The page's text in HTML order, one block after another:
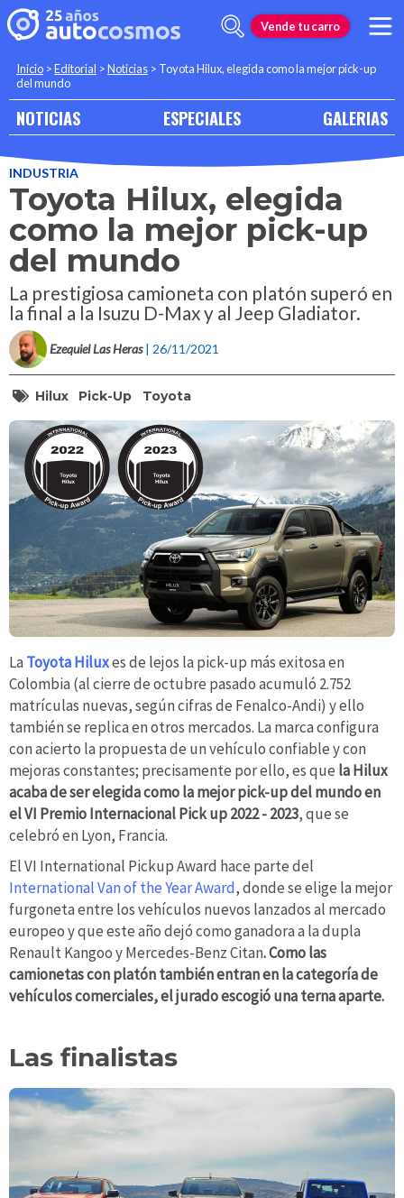
Vende tu carro
Inicio >Editorial >Noticias > Toyota Hilux, elegida como la mejor pick-up
del mundo
NOTICIAS ESPECIALES GALERIAS
INDUSTRIA
Toyota Hilux, elegida
como la mejor pick-up
del mundo
La prestigiosa camioneta con platón superó en
la final a la Isuzu D-Max y al Jeep Gladiator.
Ezequiel Las Heras | 26/11/2021
Hilux Pick-Up Toyota
La Toyota Hiluxes de lejos la pick-up más exitosa en
Colombia (al cierre de octubre pasado acumuló 2.752
matrículas nuevas, según cifras de Fenalco-Andi) y ello
también se replica en otros mercados. La marca configura
con acierto la propuesta de un vehículo confiable y con
mejoras constantes; precisamente por ello, es que la Hilux
acaba de ser elegida como la mejor pick-up del mundo en
el VI Premio Internacional Pick up 2022 - 2023, que se
celebró en Lyon, Francia.
El VI International Pickup Award hace parte del
International Van of the Year Award, donde se elige la mejor
furgoneta entre los vehículos nuevos lanzados al mercado
europeo y que este año dejó como ganadora a la dupla
Renault Kangoo y Mercedes-Benz Citan. Como las
camionetas con platón también entran en la categoría de
vehículos comerciales, el jurado escogió una terna aparte.
Las finalistas